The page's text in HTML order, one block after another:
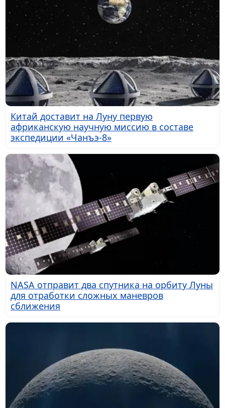
Китай доставит на Луну первую
африканскую научную миссию в составе
экспедиции «Чанъэ-8»
NASA отправит два спутника на орбиту Луны
для отработки сложных маневров
сближения